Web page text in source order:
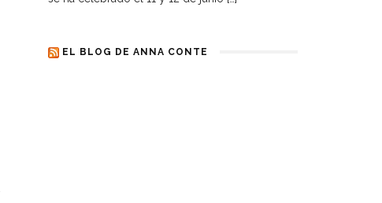
EL BLOG DE ANNA CONTE